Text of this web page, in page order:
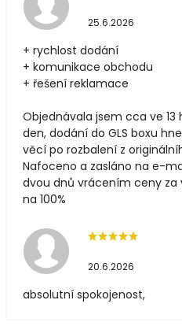
25.6.2026
+ rychlost dodání
+ komunikace obchodu
+ řešení reklamace
Objednávala jsem cca ve
den, dodání do GLS boxu
věcí po rozbalení z
Nafoceno a zasláno na e-
dvou dnů vrácením ceny za
na 100%
20.6.2026
absolutní spokojenost,